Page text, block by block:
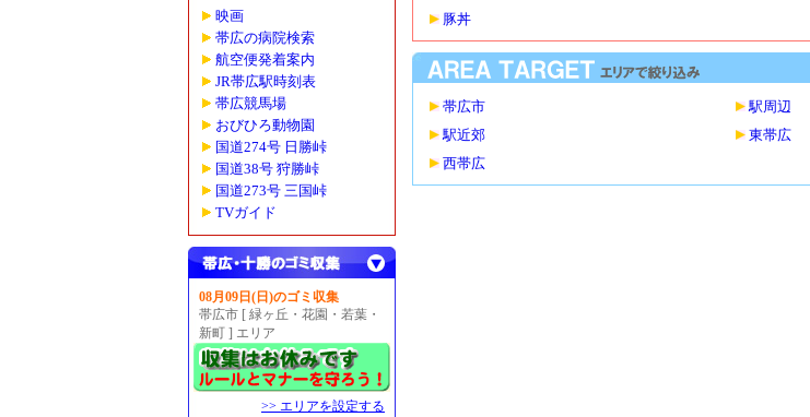
映画
帯広の病院検索
航空便発着案内
JR帯広駅時刻表
帯広競馬場
おびひろ動物園
国道274号 日勝峠
国道38号 狩勝峠
国道273号 三国峠
TVガイド
08月09日(日)のゴミ収集
帯広市 [ 緑ヶ丘・花園・若葉・
新町 ] エリア
>> エリアを設定する
豚丼
帯広市
駅周辺
駅近郊
東帯広
西帯広